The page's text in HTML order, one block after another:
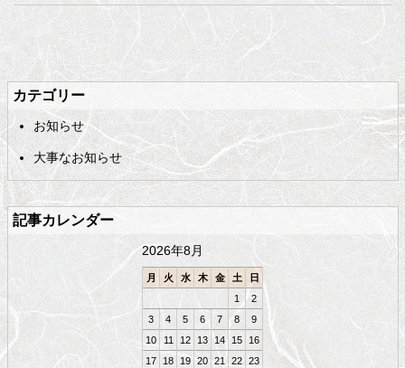
ン
ン
テ
ン
ツ
の
先
ジ
先
頭
へ
戻
る
カテゴリー
お知らせ
大事なお知らせ
記事カレンダー
2026年8月
月 火 水 木 金 土
日
1
2
3
4 5 6 7 8
9
10
11 12 13 14 15
16
17
18 19 20 21 22 23